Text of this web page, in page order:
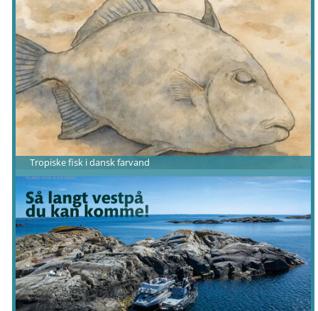
Tropiske fisk i dansk farvand